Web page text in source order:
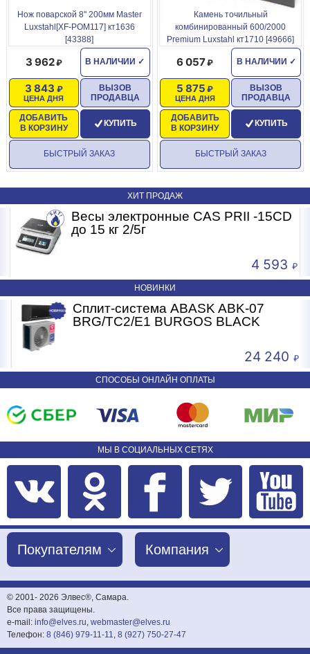
Нож поварской 8'' 200мм Master
Luxstahl[XF-POM117] кт1636
[43388]
В НАЛИЧИИ ✓
3 962
ЦЕНА ДНЯ
3 843
ДОБАВИТЬ
В КОРЗИНУ
ВЫЗОВ
ПРОДАВЦА
КУПИТЬ
БЫСТРЫЙ ЗАКАЗ
Камень точильный
комбинированный 600/2000
Premium Luxstahl кт1710 [49666]
В НАЛИЧИИ ✓
6 057
ЦЕНА ДНЯ
5 875
ДОБАВИТЬ
В КОРЗИНУ
ВЫЗОВ
ПРОДАВЦА
КУПИТЬ
БЫСТРЫЙ ЗАКАЗ
ХИТ ПРОДАЖ
Весы электронные CAS PRII -15CD
до 15 кг 2/5г
4 593
НОВИНКИ
Сплит-система ABASK ABK-07
BRG/TC2/E1 BURGOS BLACK
24 240
СПОСОБЫ ОНЛАЙН ОПЛАТЫ
МЫ В СОЦИАЛЬНЫХ СЕТЯХ
Покупателям Компания
© 2001- 2026 Элвес®, Самара.
Все права защищены.
e-mail: info@elves.ru, webmaster@elves.ru
Телефон: 8 (846) 979-11-11, 8 (927) 750-27-47